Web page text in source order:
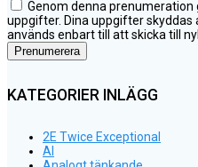
Genom denna prenumeration
uppgifter. Dina uppgifter skyddas
används enbart till att skicka till
KATEGORIER INLÄGG
2E Twice Exceptional
AI